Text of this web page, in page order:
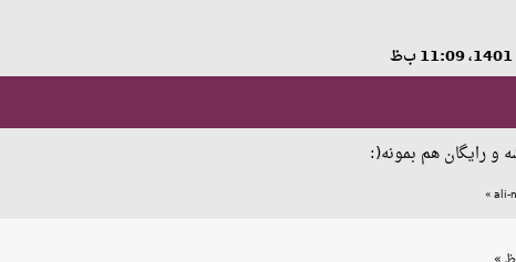
و رایگان هم بمونه(:
»